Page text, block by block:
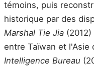
témoins, puis
historique par des
Marshal Tie Jia
entre Taïwan et l'Asie
Intelligence Bureau